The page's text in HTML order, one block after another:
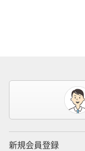
新規会員登録